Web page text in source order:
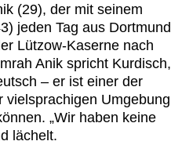
(29), der mit seinem
jeden Tag aus Dortmund
Lützow-Kaserne nach
Anik spricht Kurdisch,
– er ist einer der
vielsprachigen Umgebung
„Wir haben keine
lächelt.